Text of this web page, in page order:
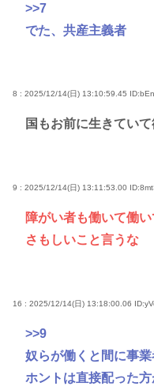
>>7
でた、共産主義者
8 : 2025/12/14(日) 13:10:59.45
国もお前に生きてい
9 : 2025/12/14(日) 13:11:53.00
障がい者も働いて働
さもしいこと言うな
16 : 2025/12/14(日) 13:18:00.06
>>9
奴らが働くと間に事
ホントは直接配った方